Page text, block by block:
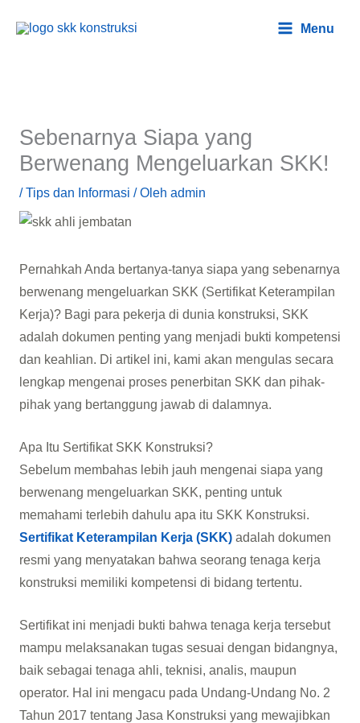
Menu
Sebenarnya Siapa yang
Berwenang Mengeluarkan SKK!
/Tips dan Informasi / Oleh admin
Pernahkah Anda bertanya-tanya siapa yang sebenarnya
berwenang mengeluarkan SKK (Sertifikat Keterampilan
Kerja)? Bagi para pekerja di dunia konstruksi, SKK
adalah dokumen penting yang menjadi bukti kompetensi
dan keahlian. Di artikel ini, kami akan mengulas secara
lengkap mengenai proses penerbitan SKK dan pihak-
pihak yang bertanggung jawab di dalamnya.
Apa Itu Sertifikat SKK Konstruksi?
Sebelum membahas lebih jauh mengenai siapa yang
berwenang mengeluarkan SKK, penting untuk
memahami terlebih dahulu apa itu SKK Konstruksi.
Sertifikat Keterampilan Kerja (SKK) adalah dokumen
resmi yang menyatakan bahwa seorang tenaga kerja
konstruksi memiliki kompetensi di bidang tertentu.
Sertifikat ini menjadi bukti bahwa tenaga kerja tersebut
mampu melaksanakan tugas sesuai dengan bidangnya,
baik sebagai tenaga ahli, teknisi, analis, maupun
operator. Hal ini mengacu pada Undang-Undang No. 2
Tahun 2017 tentang Jasa Konstruksi yang mewajibkan